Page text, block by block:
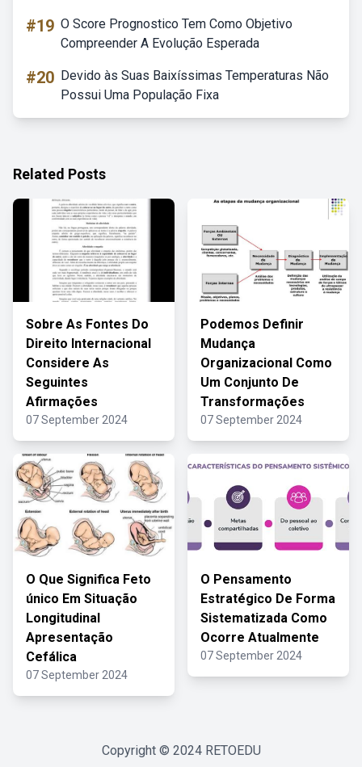
#19 O Score Prognostico Tem Como Objetivo
Compreender A Evolução Esperada
#20 Devido às Suas Baixíssimas Temperaturas Não
Possui Uma População Fixa
Related Posts
Sobre As Fontes Do
Direito Internacional
Considere As
Seguintes
Afirmações
07 September 2024
Podemos Definir
Mudança
Organizacional Como
Um Conjunto De
Transformações
07 September 2024
O Que Significa Feto
único Em Situação
Longitudinal
Apresentação
Cefálica
07 September 2024
O Pensamento
Estratégico De Forma
Sistematizada Como
Ocorre Atualmente
07 September 2024
Copyright © 2024 RETOEDU